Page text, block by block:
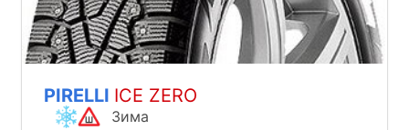
PIRELLI ICE ZERO
Зима